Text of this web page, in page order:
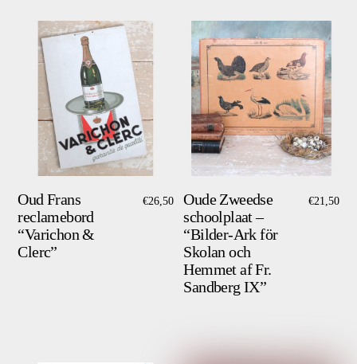
aantal
Oud Frans
reclamebord
“Varichon &
Clerc”
€26,50
Oude Zweedse
schoolplaat –
“Bilder-Ark för
Skolan och
Hemmet af Fr.
Sandberg IX”
€21,50